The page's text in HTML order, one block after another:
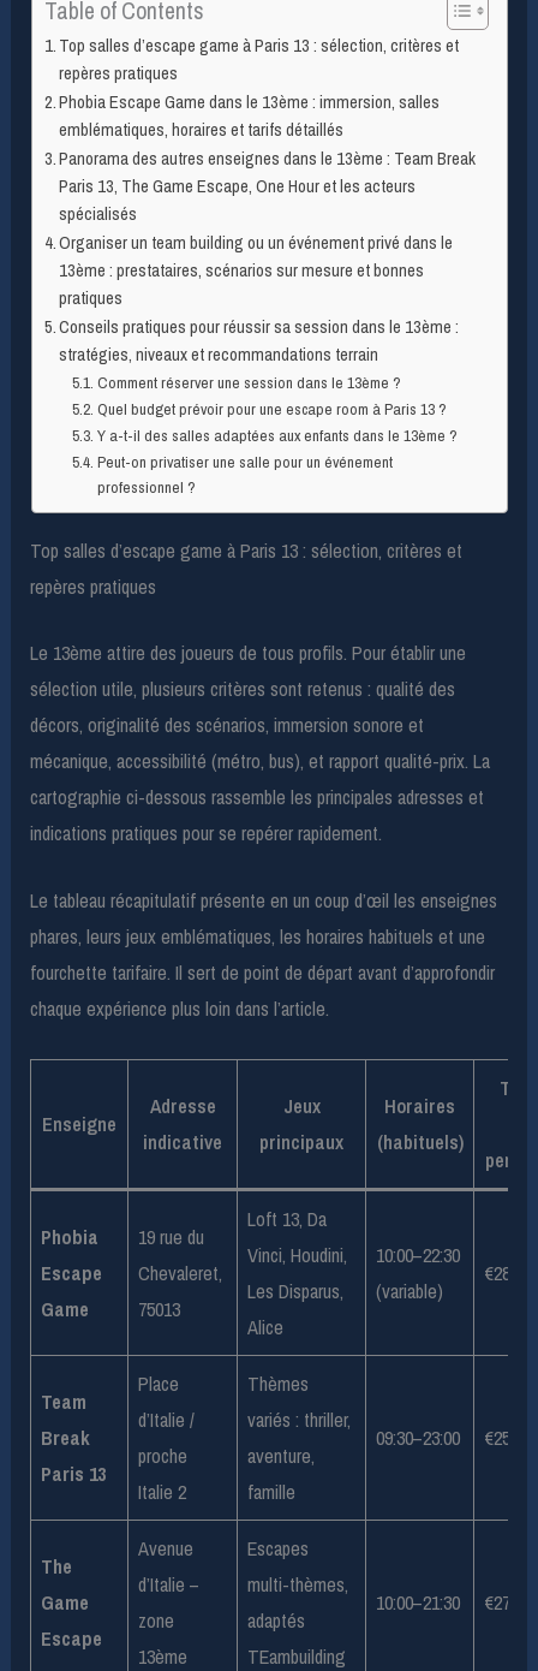
Table of Contents
Top salles d’escape game à Paris 13 : sélection, critères et
repères pratiques
Phobia Escape Game dans le 13ème : immersion, salles
emblématiques, horaires et tarifs détaillés
Panorama des autres enseignes dans le 13ème : Team Break
Paris 13, The Game Escape, One Hour et les acteurs
spécialisés
Organiser un team building ou un événement privé dans le
13ème : prestataires, scénarios sur mesure et bonnes
pratiques
Conseils pratiques pour réussir sa session dans le 13ème :
stratégies, niveaux et recommandations terrain
Comment réserver une session dans le 13ème ?
Quel budget prévoir pour une escape room à Paris 13 ?
Y a-t-il des salles adaptées aux enfants dans le 13ème ?
Peut-on privatiser une salle pour un événement
professionnel ?
Top salles d’escape game à Paris 13 : sélection, critères et
repères pratiques
Le 13ème attire des joueurs de tous profils. Pour établir une
sélection utile, plusieurs critères sont retenus : qualité des
décors, originalité des scénarios, immersion sonore et
mécanique, accessibilité (métro, bus), et rapport qualité-prix. La
cartographie ci-dessous rassemble les principales adresses et
indications pratiques pour se repérer rapidement.
Le tableau récapitulatif présente en un coup d’œil les enseignes
phares, leurs jeux emblématiques, les horaires habituels et une
fourchette tarifaire. Il sert de point de départ avant d’approfondir
chaque expérience plus loin dans l’article.
Enseigne
Adresse
indicative
Jeux
principaux
Horaires
(habituels)
Phobia
Escape
Game
19 rue du
Chevaleret,
75013
Loft 13, Da
Vinci, Houdini,
Les Disparus,
Alice
10:00–22:30
(variable)
Team
Break
Paris 13
Place
d’Italie /
proche
Italie 2
Thèmes
variés : thriller,
aventure,
famille
09:30–23:00
The
Game
Escape
Avenue
d’Italie –
zone
13ème
Escapes
multi-thèmes,
adaptés
TEambuilding
10:00–21:30